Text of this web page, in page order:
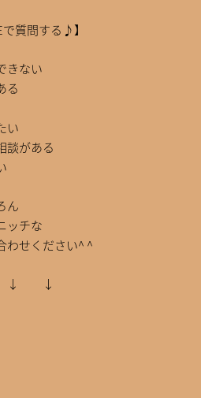
で質問する♪】
きない
る
い
談がある
ん
ッチな
わせください^ ^
↓ ↓